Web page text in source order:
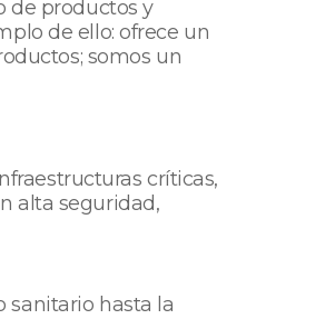
de productos y
de ello: ofrece un
somos un
críticas,
alta seguridad,
sanitario hasta la